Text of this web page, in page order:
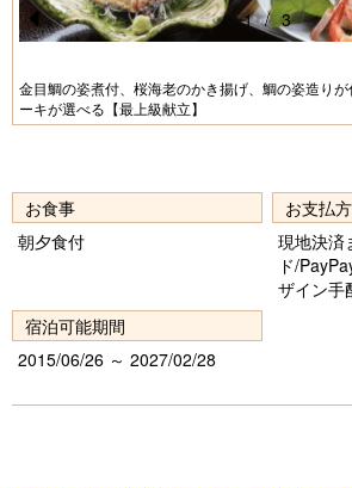
Pr
e
vi
u
s
金目鯛の姿煮付、桜海老のかき揚げ、鯛の姿造り
ーキが選べる【最上級献立】
1 / 3
お食事
朝夕食付
お支払
現地決済
ド/
ザイン手
宿泊可能期間
2015/06/26 ～ 2027/02/28